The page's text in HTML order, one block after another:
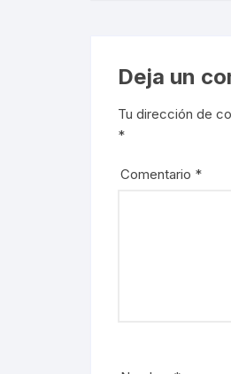
Deja un
Tu dirección de
*
Comentario *